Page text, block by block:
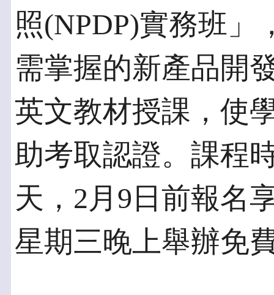
照(NPDP)實務班」
需掌握的新產品開
英文教材授課，使
助考取認證。課程
天，2月9日前報名
星期三晚上舉辦免